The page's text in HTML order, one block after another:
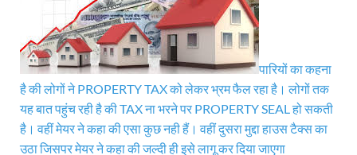
पारियों का कहना
है की लोगों ने PROPERTY TAX को लेकर भ्रम फैल रहा है। लोगों तक
यह बात पहुंच रही है की TAX ना भरने पर PROPERTY SEAL हो सकती
है। वहीं मेयर ने कहा की एसा कुछ नही हैं। वहीं दुसरा मुद्दा हाउस टैक्स का
उठा जिसपर मेयर ने कहा की जल्दी ही इसे लागू कर दिया जाएगा